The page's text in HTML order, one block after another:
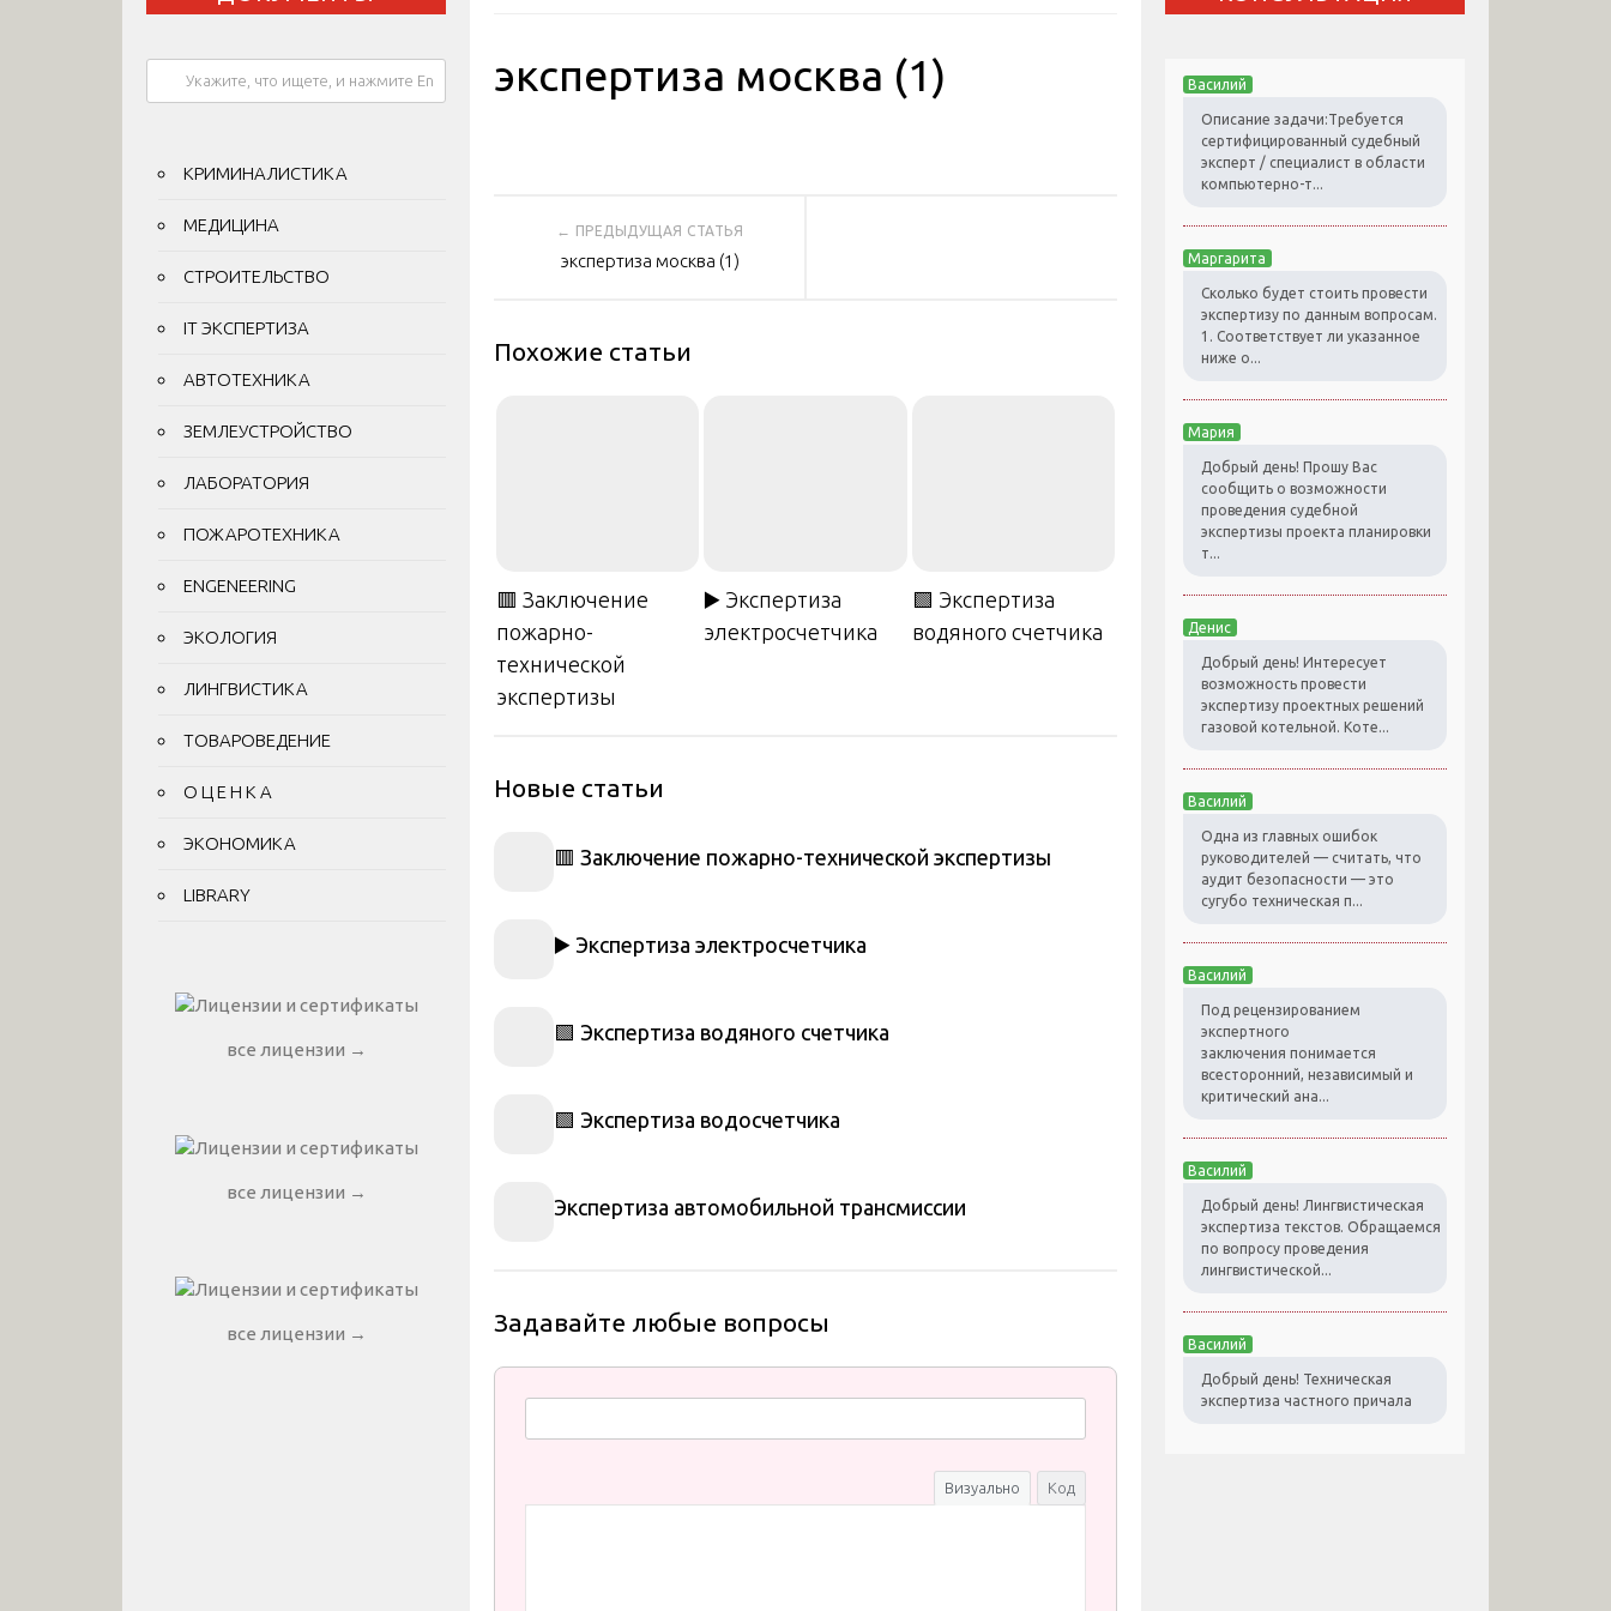
экспертиза москва (1)
Навигация
экспертиза москва (1)
Похожие статьи
🟥 Заключение
пожарно-
технической
экспертизы
▶️ Экспертиза
электросчетчика
🟩 Экспертиза
водяного счетчика
Новые статьи
🟥 Заключение пожарно-технической экспертизы
▶️ Экспертиза электросчетчика
🟩 Экспертиза водяного счетчика
🟩 Экспертиза водосчетчика
Экспертиза автомобильной трансмиссии
Задавайте любые вопросы
Визуально Код
КРИМИНАЛИСТИКА
МЕДИЦИНА
СТРОИТЕЛЬСТВО
IT ЭКСПЕРТИЗА
АВТОТЕХНИКА
ЗЕМЛЕУСТРОЙСТВО
ЛАБОРАТОРИЯ
ПОЖАРОТЕХНИКА
ENGENEERING
ЭКОЛОГИЯ
ЛИНГВИСТИКА
ТОВАРОВЕДЕНИЕ
О Ц Е Н К А
ЭКОНОМИКА
LIBRARY
все лицензии →
все лицензии →
все лицензии →
Василий
Описание задачи:Требуется
сертифицированный судебный
эксперт / специалист в области
компьютерно-т...
Маргарита
Сколько будет стоить провести
экспертизу по данным вопросам.
1. Соответствует ли указанное
ниже о...
Мария
Добрый день! Прошу Вас
сообщить о возможности
проведения судебной
экспертизы проекта планировки
т...
Денис
Добрый день! Интересует
возможность провести
экспертизу проектных решений
газовой котельной. Коте...
Василий
Одна из главных ошибок
руководителей — считать, что
аудит безопасности — это
сугубо техническая п...
Василий
Под рецензированием
экспертного
заключения понимается
всесторонний, независимый и
критический ана...
Василий
Добрый день! Лингвистическая
экспертиза текстов. Обращаемся
по вопросу проведения
лингвистической...
Василий
Добрый день! Техническая
экспертиза частного причала